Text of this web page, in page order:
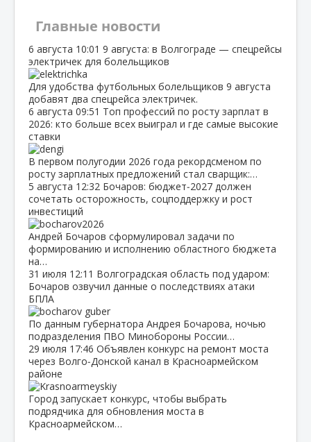
Главные новости
6 августа 10:01 9 августа: в Волгограде — спецрейсы
электричек для болельщиков
Для удобства футбольных болельщиков 9 августа
добавят два спецрейса электричек.
6 августа 09:51 Топ профессий по росту зарплат в
2026: кто больше всех выиграл и где самые высокие
ставки
В первом полугодии 2026 года рекордсменом по
росту зарплатных предложений стал сварщик:…
5 августа 12:32 Бочаров: бюджет‑2027 должен
сочетать осторожность, соцподдержку и рост
инвестиций
Андрей Бочаров сформулировал задачи по
формированию и исполнению областного бюджета
на…
31 июля 12:11 Волгоградская область под ударом:
Бочаров озвучил данные о последствиях атаки
БПЛА
По данным губернатора Андрея Бочарова, ночью
подразделения ПВО Минобороны России…
29 июля 17:46 Объявлен конкурс на ремонт моста
через Волго‑Донской канал в Красноармейском
районе
Город запускает конкурс, чтобы выбрать
подрядчика для обновления моста в
Красноармейском…